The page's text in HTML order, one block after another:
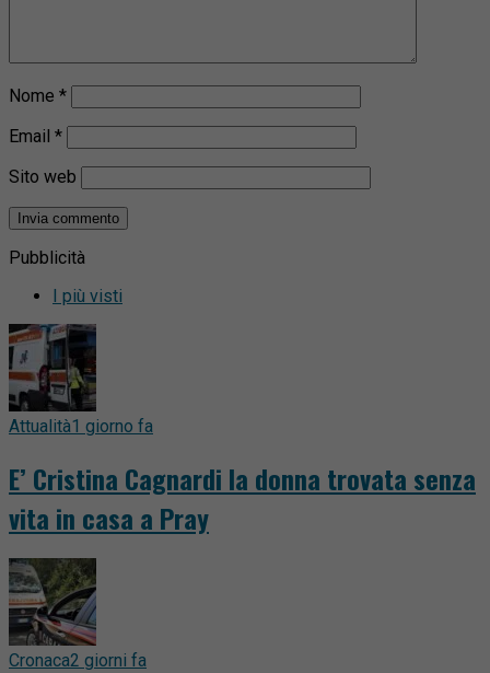
Nome *
Email *
Sito web
Pubblicità
I più visti
Attualità1 giorno fa
E’ Cristina Cagnardi la donna trovata senza
vita in casa a Pray
Cronaca2 giorni fa